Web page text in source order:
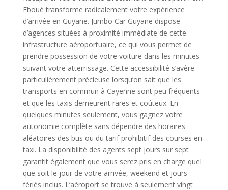
Eboué transforme radicalement votre expérience
d’arrivée en Guyane. Jumbo Car Guyane dispose
d’agences situées à proximité immédiate de cette
infrastructure aéroportuaire, ce qui vous permet de
prendre possession de votre voiture dans les minutes
suivant votre atterrissage. Cette accessibilité s’avère
particulièrement précieuse lorsqu’on sait que les
transports en commun à Cayenne sont peu fréquents
et que les taxis demeurent rares et coûteux. En
quelques minutes seulement, vous gagnez votre
autonomie complète sans dépendre des horaires
aléatoires des bus ou du tarif prohibitif des courses en
taxi. La disponibilité des agents sept jours sur sept
garantit également que vous serez pris en charge quel
que soit le jour de votre arrivée, weekend et jours
fériés inclus. L’aéroport se trouve à seulement vingt